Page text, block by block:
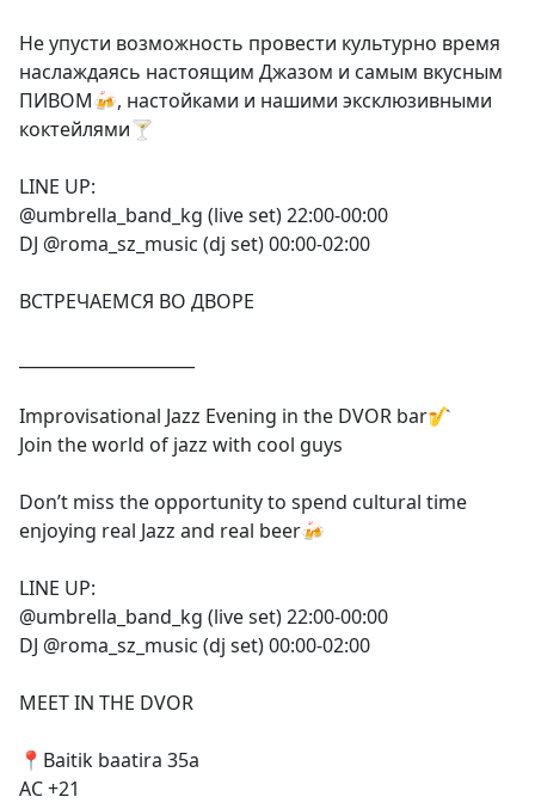
Не упусти возможность провести культурно время
наслаждаясь настоящим Джазом и самым вкусным
ПИВОМ🍻, настойками и нашими эксклюзивными
коктейлями🍸
LINE UP:
@umbrella_band_kg (live set) 22:00-00:00
DJ @roma_sz_music (dj set) 00:00-02:00
ВСТРЕЧАЕМСЯ ВО ДВОРЕ
Improvisational Jazz Evening in the DVOR bar🎷
Join the world of jazz with cool guys
Don’t miss the opportunity to spend cultural time
enjoying real Jazz and real beer🍻
LINE UP:
@umbrella_band_kg (live set) 22:00-00:00
DJ @roma_sz_music (dj set) 00:00-02:00
MEET IN THE DVOR
📍Baitik baatira 35a
AC +21